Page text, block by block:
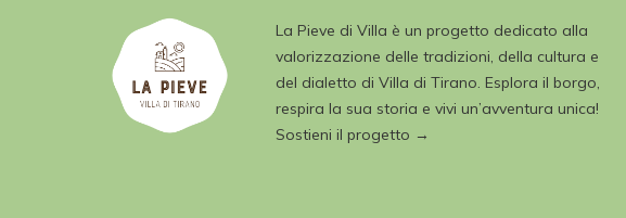
La Pieve di Villa è un progetto dedicato alla
valorizzazione delle tradizioni, della cultura e
del dialetto di Villa di Tirano. Esplora il borgo,
respira la sua storia e vivi un’avventura unica!
Sostieni il progetto →